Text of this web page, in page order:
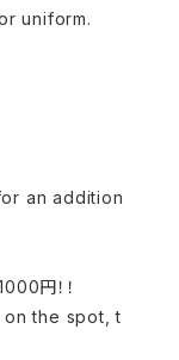
uniform.
an addition
円！！
the spot, t